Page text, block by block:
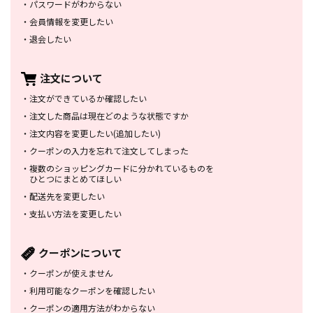
・ パスワードがわからない
・ 会員情報を変更したい
・ 退会したい
注文について
・ 注文ができているか確認したい
・ 注文した商品は現在どのような状態ですか
・ 注文内容を変更したい(追加したい)
・ クーポンの入力を忘れて注文してしまった
・ 複数のショッピングカードに分かれているものを
ひとつにまとめてほしい
・ 配送先を変更したい
・ 支払い方法を変更したい
クーポンについて
・ クーポンが使えません
・ 利用可能なクーポンを確認したい
・ クーポンの適用方法がわからない